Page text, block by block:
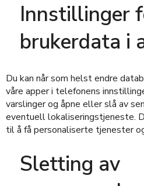
Innstillinger
brukerdata i
Du kan når som helst endre
våre apper i telefonens
varslinger og åpne eller slå av
eventuell lokaliseringstjeneste.
til å få personaliserte tjenester
Sletting av